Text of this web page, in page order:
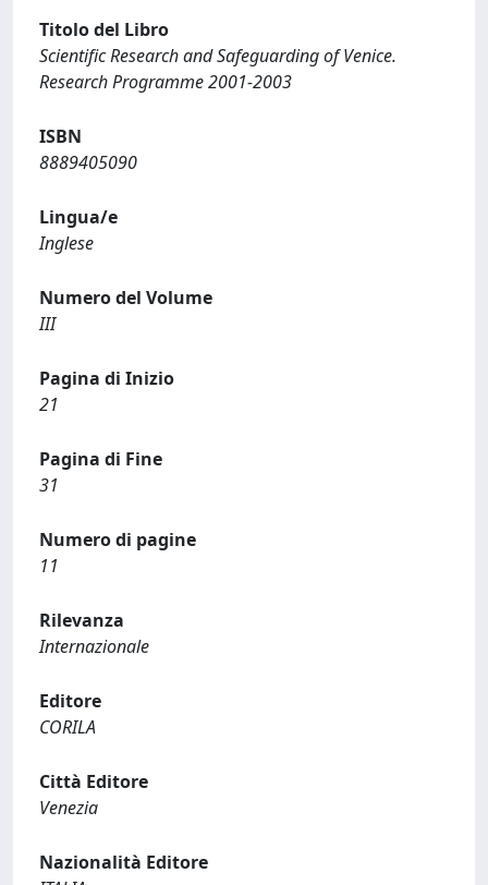
Titolo del Libro
Scientific Research and Safeguarding of Venice.
Research Programme 2001-2003
ISBN
8889405090
Lingua/e
Inglese
Numero del Volume
III
Pagina di Inizio
21
Pagina di Fine
31
Numero di pagine
11
Rilevanza
Internazionale
Editore
CORILA
Città Editore
Venezia
Nazionalità Editore